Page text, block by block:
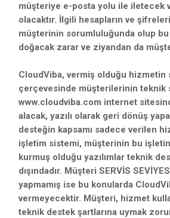
müşteriye e-posta yolu ile iletecek
olacaktır. İlgili hesapların ve
müşterinin sorumluluğunda olup
doğacak zarar ve ziyandan da
CloudViba, vermiş olduğu hizmetin
çerçevesinde müşterilerinin teknik
www.cloudviba.com internet
alacak, yazılı olarak geri dönüş
desteğin kapsamı sadece verilen
işletim sistemi, müşterinin bu
kurmuş olduğu yazılımlar teknik
dışındadır. Müşteri SERVİS
yapmamış ise bu konularda
vermeyecektir. Müşteri, hizmet
teknik destek şartlarına uymak